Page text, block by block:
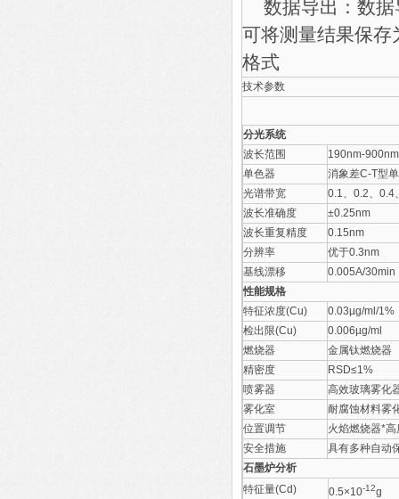
数据导出：数据
可将测量结果保
格式
技术参数
分光系统
波长范围
190nm-900nm
单色器
消象差C-T型
光谱带宽
0.1、0.2、0.4
波长准确度
±0.25nm
波长重复精度
0.15nm
分辨率
优于0.3nm
基线漂移
0.005A/30min
性能规格
特征浓度(Cu)
0.03µg/ml/1%
检出限(Cu)
0.006µg/ml
燃烧器
金属钛燃烧器
精密度
RSD≤1%
喷雾器
高效玻璃雾化
雾化室
耐腐蚀材料雾
位置调节
火焰燃烧器*
安全措施
具有多种自动
石墨炉分析
特征量(Cd)
0.5×10-12g